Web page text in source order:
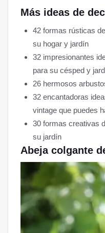
Más ideas de
42 formas rústicas
su hogar y jardín
32 impresionantes
para su césped y
26 hermosos
32 encantadoras
vintage que puedes
30 formas creativas
su jardín
Abeja colgante